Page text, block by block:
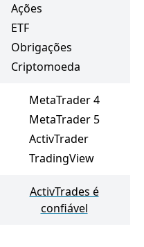
Ações
ETF
Obrigações
Criptomoeda
MetaTrader 4
MetaTrader 5
ActivTrader
TradingView
ActivTrades é
confiável